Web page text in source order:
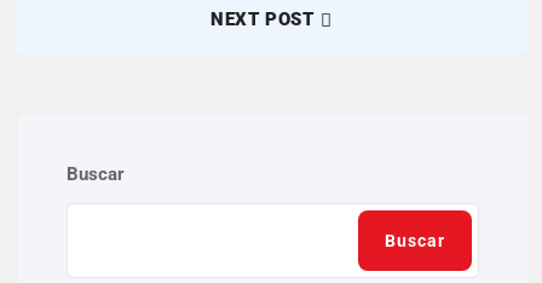
NEXT POST
Buscar
Buscar